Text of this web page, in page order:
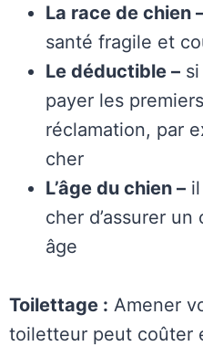
La race de chien
santé fragile et
Le déductible –
payer les
réclamation, par
cher
L’âge du chien –
cher d’assurer
âge
Toilettage : Amener
toiletteur peut coûter